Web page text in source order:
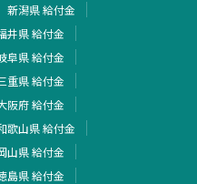
新潟県 給付金
井県 給付金
阜県 給付金
重県 給付金
阪府 給付金
歌山県 給付金
山県 給付金
島県 給付金